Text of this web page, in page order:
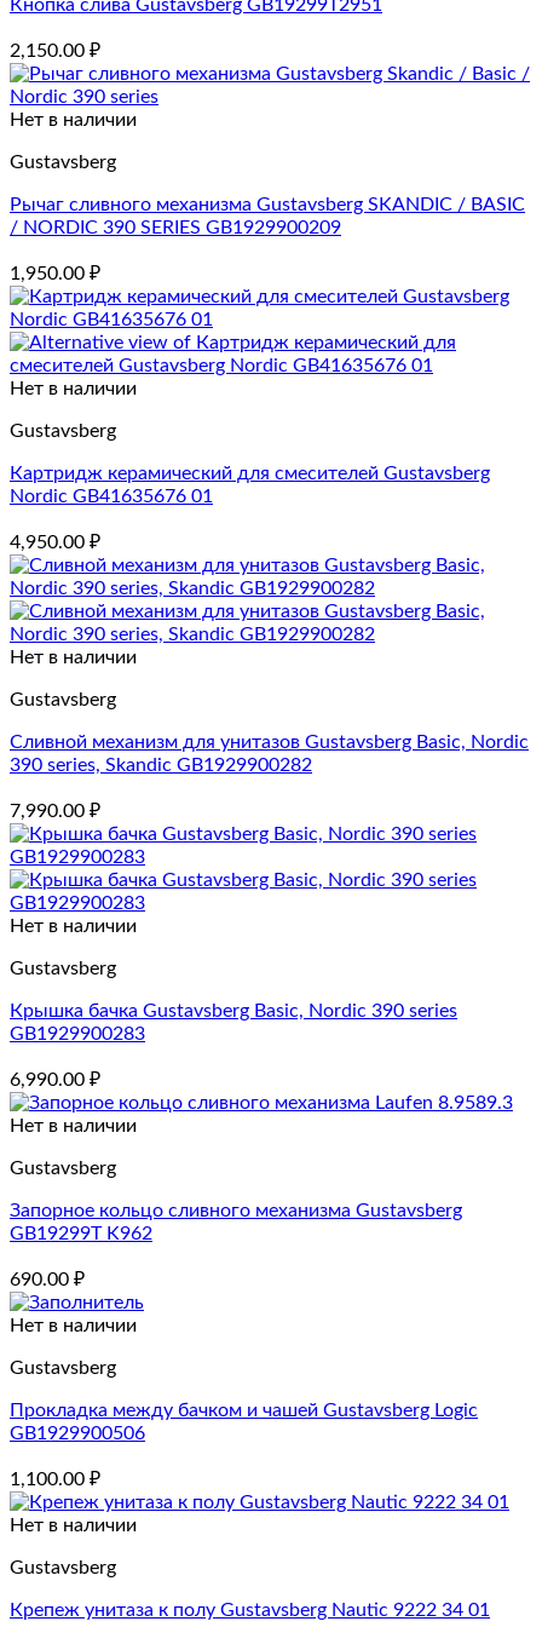
Кнопка слива Gustavsberg GB19299T2951
2,150.00 ₽
Нет в наличии
Gustavsberg
Рычаг сливного механизма Gustavsberg SKANDIC / BASIC
/ NORDIC 390 SERIES GB1929900209
1,950.00 ₽
Нет в наличии
Gustavsberg
Картридж керамический для смесителей Gustavsberg
Nordic GB41635676 01
4,950.00 ₽
Нет в наличии
Gustavsberg
Сливной механизм для унитазов Gustavsberg Basic, Nordic
390 series, Skandic GB1929900282
7,990.00 ₽
Нет в наличии
Gustavsberg
Крышка бачка Gustavsberg Basic, Nordic 390 series
GB1929900283
6,990.00 ₽
Нет в наличии
Gustavsberg
Запорное кольцо сливного механизма Gustavsberg
GB19299T K962
690.00 ₽
Нет в наличии
Gustavsberg
Прокладка между бачком и чашей Gustavsberg Logic
GB1929900506
1,100.00 ₽
Нет в наличии
Gustavsberg
Крепеж унитаза к полу Gustavsberg Nautic 9222 34 01